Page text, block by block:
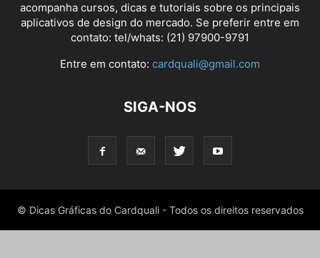
acompanha cursos, dicas e tutoriais sobre os principais
aplicativos de design do mercado. Se preferir entre em
contato: tel/whats: (21) 97900-9791
Entre em contato: cardquali@gmail.com
SIGA-NOS
© Dicas Gráficas do Cardquali - Todos os direitos reservados